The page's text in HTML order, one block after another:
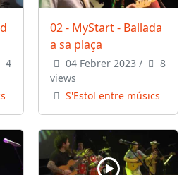
4
02 - MyStart - Ballada
a sa plaça
04 Febrer 2023 /
8
views
S'Estol entre músics